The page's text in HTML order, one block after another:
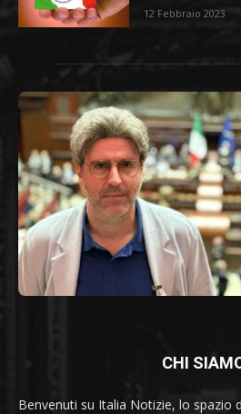
12 Febbraio 2023
CHI
Benvenuti su Italia Notizie, lo spazio